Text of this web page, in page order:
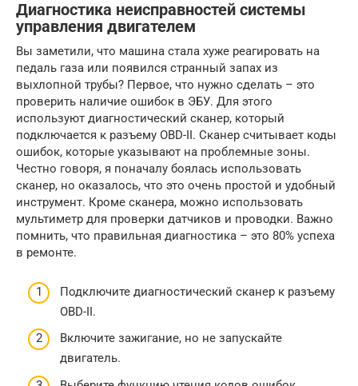
Диагностика неисправностей системы
управления двигателем
Вы заметили, что машина стала хуже реагировать на
педаль газа или появился странный запах из
выхлопной трубы? Первое, что нужно сделать – это
проверить наличие ошибок в ЭБУ. Для этого
используют диагностический сканер, который
подключается к разъему OBD-II. Сканер считывает коды
ошибок, которые указывают на проблемные зоны.
Честно говоря, я поначалу боялась использовать
сканер, но оказалось, что это очень простой и удобный
инструмент. Кроме сканера, можно использовать
мультиметр для проверки датчиков и проводки. Важно
помнить, что правильная диагностика – это 80% успеха
в ремонте.
Подключите диагностический сканер к разъему
OBD-II.
Включите зажигание, но не запускайте
двигатель.